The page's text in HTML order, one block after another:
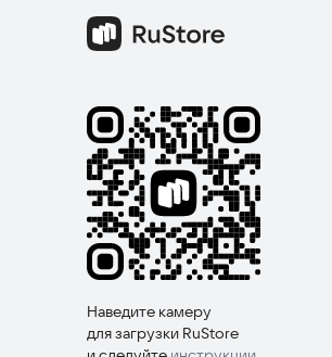
Наведите камеру
для загрузки RuStore